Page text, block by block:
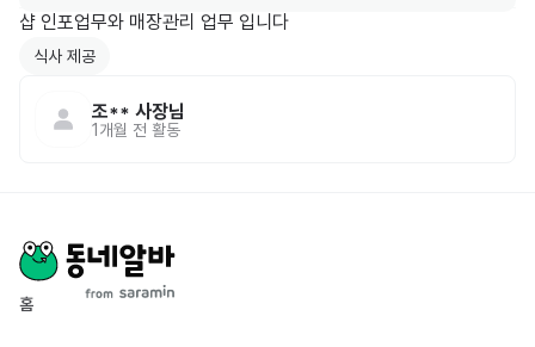
샵 인포업무와 매장관리 업무 입니다
식사 제공
조** 사장님
1개월 전 활동
홈